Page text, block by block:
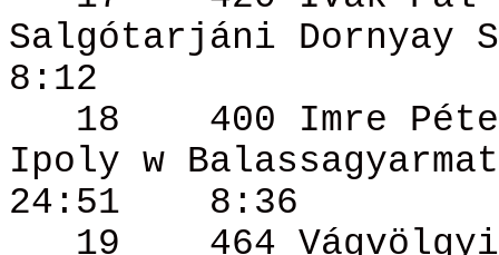
Salgótarjáni Dornyay
8:12
18
400 Imre
Ipoly w Balassagyarmat
24:51
8:36
19
464